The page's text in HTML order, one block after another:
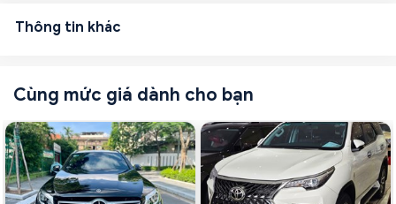
Thông tin khác
Cùng mức giá dành cho bạn